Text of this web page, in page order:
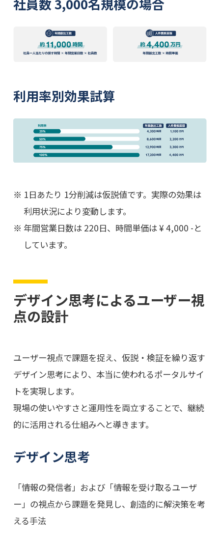
社員数 3,000名規模の場合
利用率別効果試算
1日あたり 1分削減は仮説値です。実際の効果は
利用状況により変動します。
年間営業日数は 220日、時間単価は ¥ 4,000 -と
しています。
デザイン思考によるユーザー視
点の設計
ユーザー視点で課題を捉え、仮説・検証を繰り返す
デザイン思考により、本当に使われるポータルサイ
トを実現します。
現場の使いやすさと運用性を両立することで、継続
的に活用される仕組みへと導きます。
デザイン思考
「情報の発信者」および「情報を受け取るユーザ
ー」の視点から課題を発見し、創造的に解決策を考
える手法